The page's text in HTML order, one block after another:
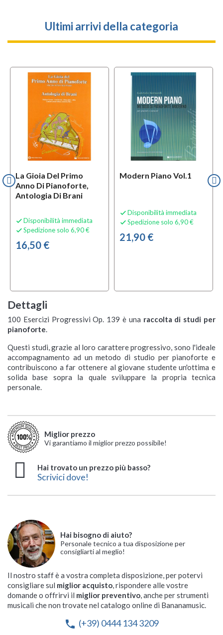
Ultimi arrivi della categoria
La Gioia Del Primo
Anno Di Pianoforte,
Antologia Di Brani
 Disponibilità immediata
 Spedizione solo 6,90 €
16,50 €
Modern Piano Vol.1
 Disponibilità immediata
 Spedizione solo 6,90 €
21,90 €
Disponibilità immediata
Spedizione solo 6,90 €
16,00 €
Disponibilità immediata
15,50 €
Disponibilità immediata
Spedizione solo 6,90 €
18,50 €
Disponibilità immediata
Spedizione solo 6,90 €
23,50 €
Quattro Ottave
Disponibilità immediata
14,50 €
Disponibilità immediata
13,50 €
Disponibilità immediata
Spedizione solo 6,90 €
18,00 €
Disponibilità immediata
Spedizione solo 6,90 €
10,90 €
Preparatorio
Disponibilità immediata
19,50 €
Disponibilità immediata
Spedizione solo 6,90 €
14,50 €
Dettagli
100 Esercizi Progressivi Op. 139 è una raccolta di studi per
pianoforte.
Questi studi, grazie al loro carattere progressivo, sono l'ideale
accompagnamento ad un metodo di studio per pianoforte e
contribuiscono a far ottenere al giovane studente un'ottima e
solida base sopra la quale sviluppare la propria tecnica
personale.
Miglior prezzo
Vi garantiamo il miglior prezzo possibile!
Hai trovato un prezzo più basso?
Scrivici dove!
Hai bisogno di aiuto?
Personale tecnico a tua disposizione per
consigliarti al meglio!
Il nostro staff è a vostra completa disposizione, per potervi
consigliare sul miglior acquisto, rispondere alle vostre
domande o offrirvi il miglior preventivo, anche per strumenti
musicali che non trovate nel catalogo online di Bananamusic.
phone (+39) 0444 134 3209